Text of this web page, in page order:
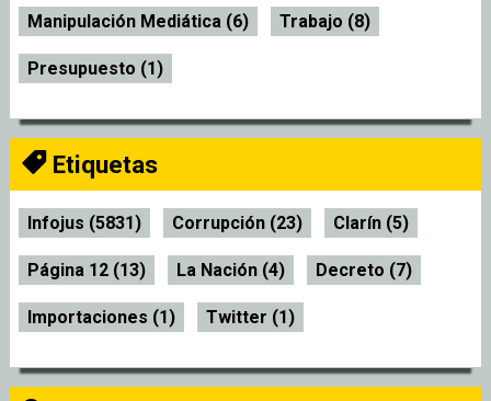
Manipulación Mediática (6) Trabajo (8)
Presupuesto (1)
Etiquetas
Infojus (5831) Corrupción (23) Clarín (5)
Página 12 (13) La Nación (4) Decreto (7)
Importaciones (1) Twitter (1)